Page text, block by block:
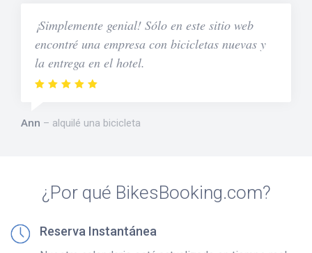
¡Simplemente genial! Sólo en este sitio web
encontré una empresa con bicicletas nuevas y
la entrega en el hotel.
Ann alquilé una bicicleta
¿Por qué BikesBooking.com?
Reserva Instantánea